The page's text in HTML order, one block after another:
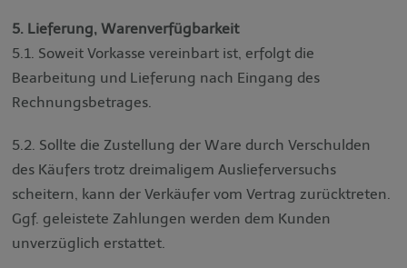
5. Lieferung, Warenverfügbarkeit
5.1. Soweit Vorkasse vereinbart ist, erfolgt die
Bearbeitung und Lieferung nach Eingang des
Rechnungsbetrages.
5.2. Sollte die Zustellung der Ware durch Verschulden
des Käufers trotz dreimaligem Auslieferversuchs
scheitern, kann der Verkäufer vom Vertrag zurücktreten.
Ggf. geleistete Zahlungen werden dem Kunden
unverzüglich erstattet.